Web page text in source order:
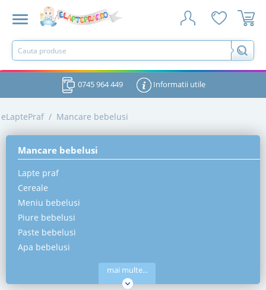
0745 964 449 Informatii utile
eLaptePraf / Mancare bebelusi
Mancare bebelusi
Lapte praf
Cereale
Meniu bebelusi
Piure bebelusi
Paste bebelusi
Apa bebelusi
mai multe...